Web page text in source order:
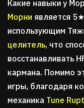
Какие навыки у
Морни является
использующим
целитель, что
восстанавливать
кармана. Помимо
игры, благодаря
механика Tune